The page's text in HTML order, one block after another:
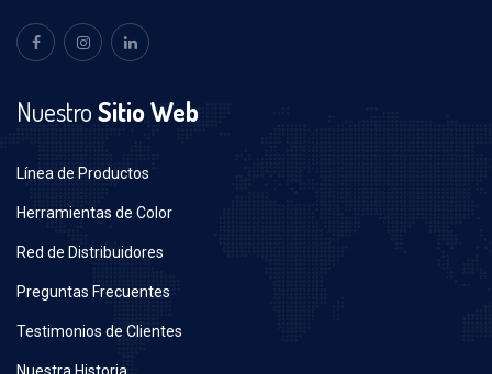
NuestroSitio Web
Línea de Productos
Herramientas de Color
Red de Distribuidores
Preguntas Frecuentes
Testimonios de Clientes
Nuestra Historia